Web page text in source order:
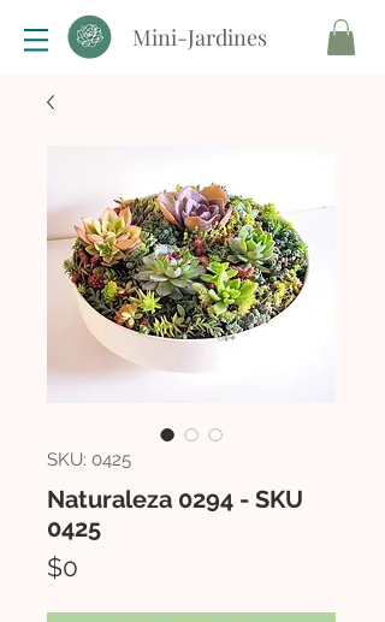
Mini-Jardines
SKU: 0425
Naturaleza 0294 - SKU
0425
$0